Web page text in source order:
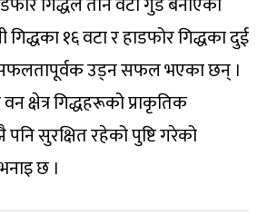
गिद्धका १६ वटा र हाडफोर गिद्धका दुई
उड्न सफल भएका छन् ।
क्षेत्र गिद्धहरूको प्राकृतिक
सुरक्षित रहेको पुष्टि गरेको
छ ।